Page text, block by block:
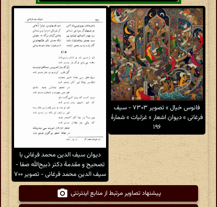
فانوس خیال » تصویر ۷۳۰۳ - سیف
فرغانی » دیوان اشعار » غزلیات » شمارهٔ
۱۹۶
دیوان سیف الدین محمد فرغانی با
تصحیح و مقدمهٔ دکتر ذبیح‌الله صفا -
سیف الدین محمد فرغانی - تصویر ۷۰۰
پیشنهاد تصاویر مرتبط از منابع اینترنتی